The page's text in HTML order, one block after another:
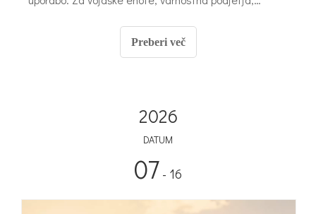
uporabo na prostem glavna skrb ni le, ali so škornji
Preberi več
2026
DATUM
07 - 16